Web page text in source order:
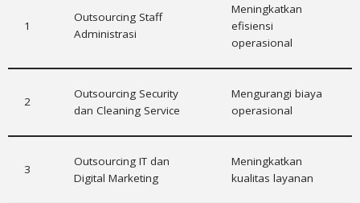
1
Outsourcing Staff
Administrasi
Meningkatkan
efisiensi
operasional
2
Outsourcing Security
dan Cleaning Service
Mengurangi biaya
operasional
3
Outsourcing IT dan
Digital Marketing
Meningkatkan
kualitas layanan